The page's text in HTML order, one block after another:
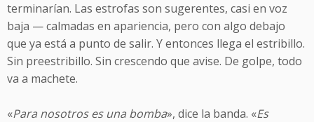
terminarían. Las estrofas son sugerentes, casi en voz
baja — calmadas en apariencia, pero con algo debajo
que ya está a punto de salir. Y entonces llega el estribillo.
Sin preestribillo. Sin crescendo que avise. De golpe, todo
va a machete.
«Para nosotros es una bomba», dice la banda. «Es